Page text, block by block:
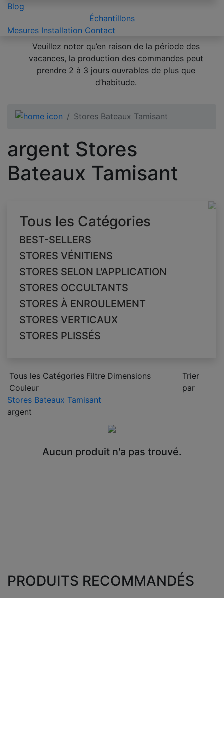
Blog
Échantillons
Mesures Installation Contact
Veuillez noter qu’en raison de la période des
vacances, la production des commandes peut
prendre 2 à 3 jours ouvrables de plus que
d’habitude.
Stores Bateaux Tamisant
argent Stores
Bateaux Tamisant
Tous les Catégories
BEST-SELLERS
STORES VÉNITIENS
STORES SELON L'APPLICATION
STORES OCCULTANTS
STORES À ENROULEMENT
STORES VERTICAUX
STORES PLISSÉS
Tous les Catégories Filtre Dimensions
Couleur
Trier
par
Stores Bateaux Tamisant
argent
Aucun produit n'a pas trouvé.
PRODUITS RECOMMANDÉS